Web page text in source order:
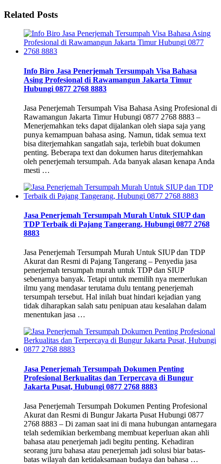
Related Posts
Info Biro Jasa Penerjemah Tersumpah Visa Bahasa
Asing Profesional di Rawamangun Jakarta Timur
Hubungi 0877 2768 8883
Jasa Penerjemah Tersumpah Visa Bahasa Asing Profesional di
Rawamangun Jakarta Timur Hubungi 0877 2768 8883 –
Menerjemahkan teks dapat dijalankan oleh siapa saja yang
punya kemampuan bahasa asing. Namun, tidak semua text
bisa diterjemahkan sangatlah saja, terlebih buat dokumen
penting. Beberapa text dan dokumen harus diterjemahkan
oleh penerjemah tersumpah. Ada banyak alasan kenapa Anda
mesti …
Jasa Penerjemah Tersumpah Murah Untuk SIUP dan
TDP Terbaik di Pajang Tangerang, Hubungi 0877 2768
8883
Jasa Penerjemah Tersumpah Murah Untuk SIUP dan TDP
Akurat dan Resmi di Pajang Tangerang – Penyedia jasa
penerjemah tersumpah murah untuk TDP dan SIUP
sebenarnya banyak. Tetapi untuk memilih nya memerlukan
ilmu yang mendasar terutama dulu tentang penerjemah
tersumpah tersebut. Hal inilah buat hindari kejadian yang
tidak diharapkan salah satu penipuan atau kesalahan dalam
menentukan jasa …
Jasa Penerjemah Tersumpah Dokumen Penting
Profesional Berkualitas dan Terpercaya di Bungur
Jakarta Pusat, Hubungi 0877 2768 8883
Jasa Penerjemah Tersumpah Dokumen Penting Profesional
Akurat dan Resmi di Bungur Jakarta Pusat Hubungi 0877
2768 8883 – Di zaman saat ini di mana hubungan antarnegara
telah sedemikian berkembang membuat keperluan akan ahli
bahasa atau penerjemah jadi begitu penting. Kehadiran
seorang juru bahasa atau penerjemah jadi solusi biar batas-
batas wilayah dan ketidaksamaan budaya dan bahasa …